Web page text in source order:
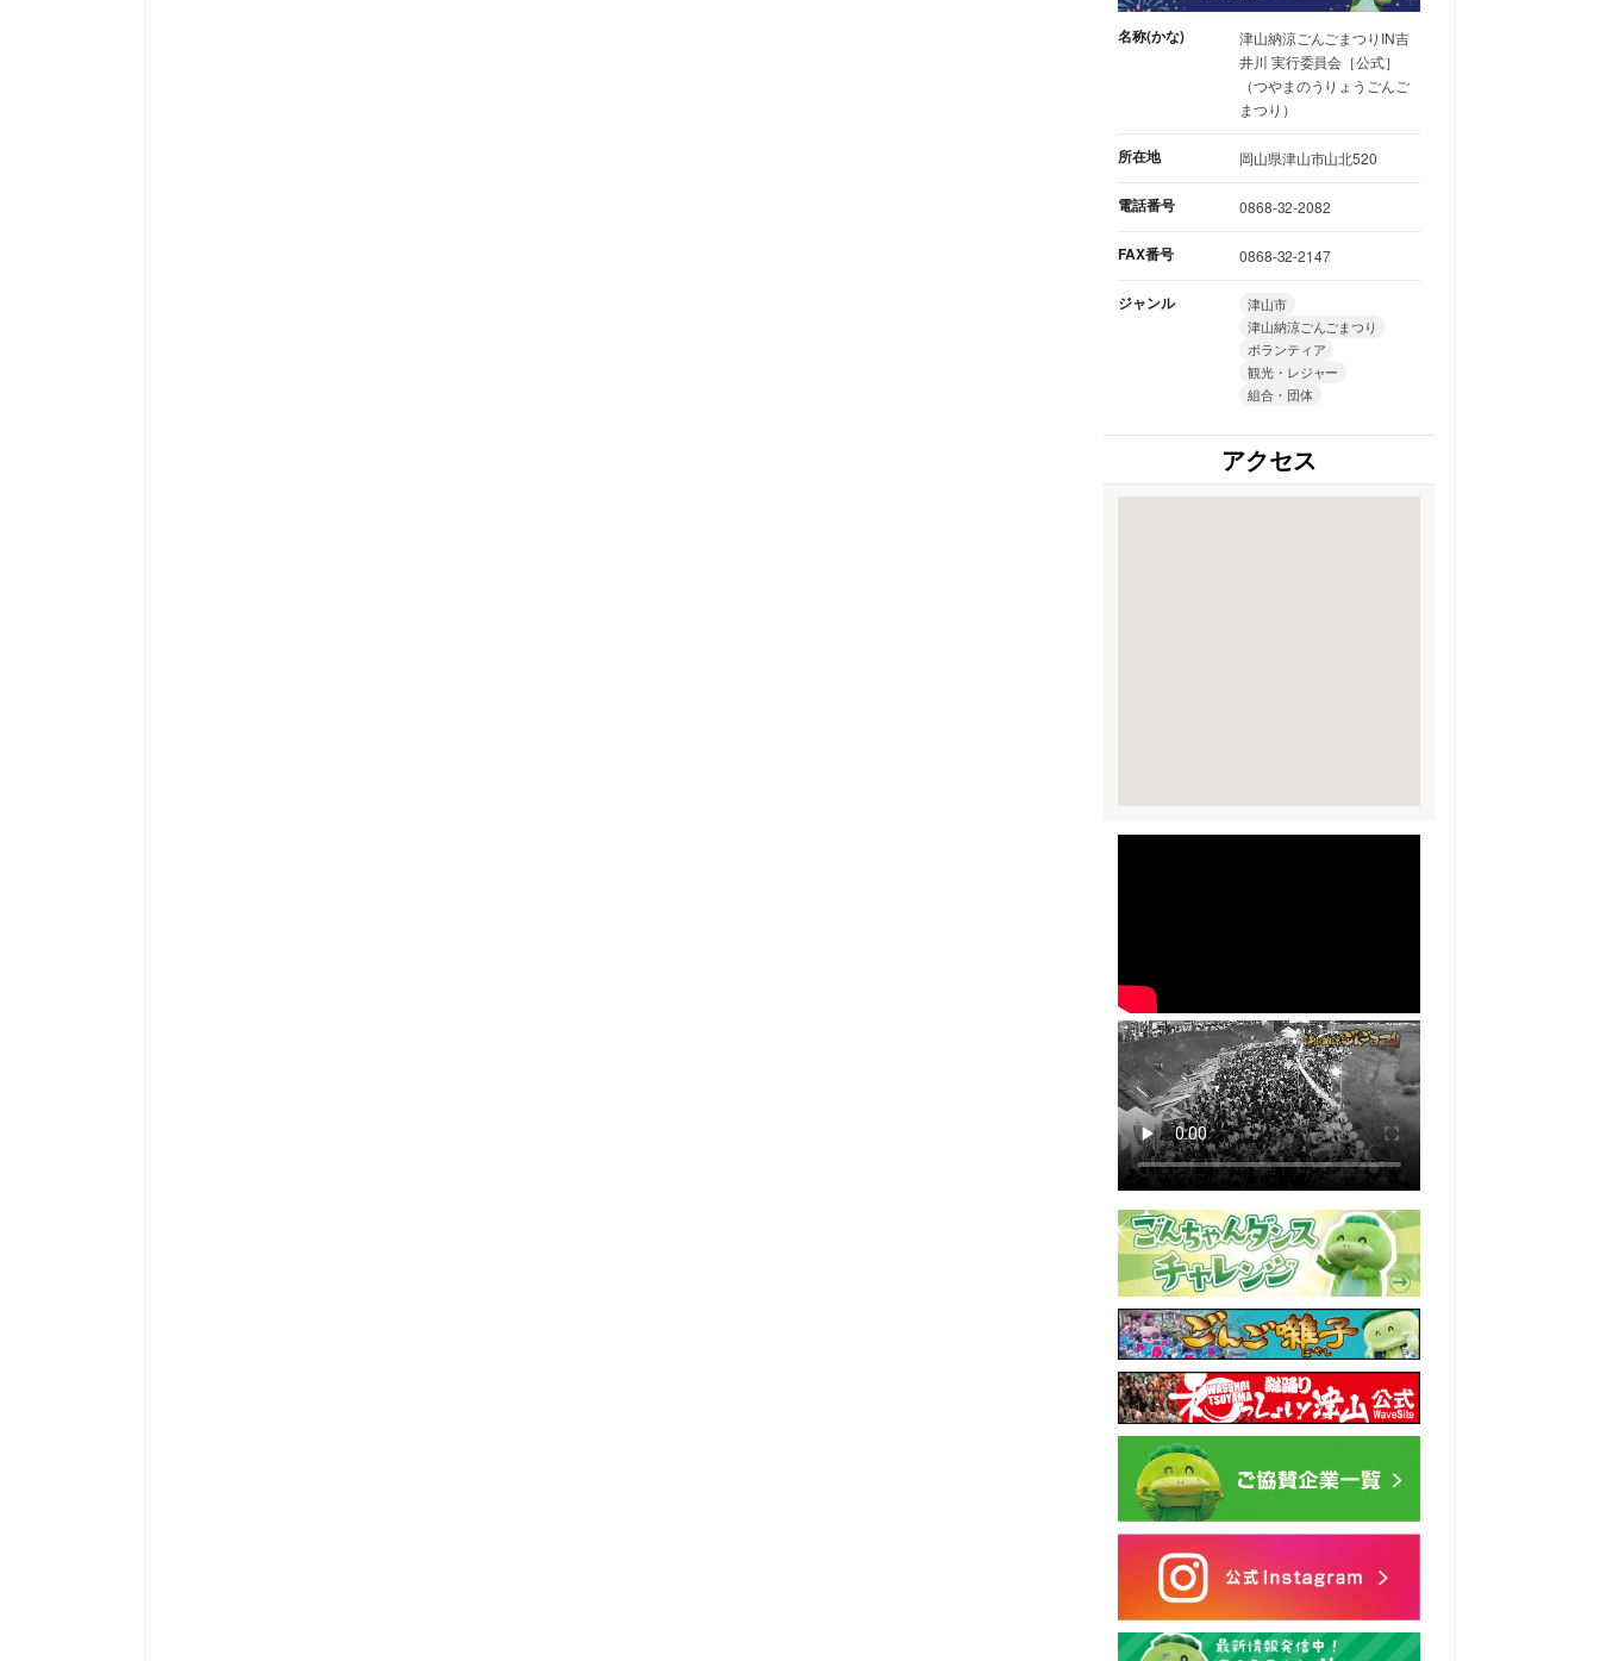
名称(かな)
津山納涼ごんごまつりIN吉
井川 実行委員会［公式］
（つやまのうりょうごんご
まつり）
所在地 岡山県津山市山北520
電話番号 0868-32-2082
FAX番号 0868-32-2147
ジャンル
津山市
津山納涼ごんごまつり
ボランティア
観光・レジャー
組合・団体
アクセス